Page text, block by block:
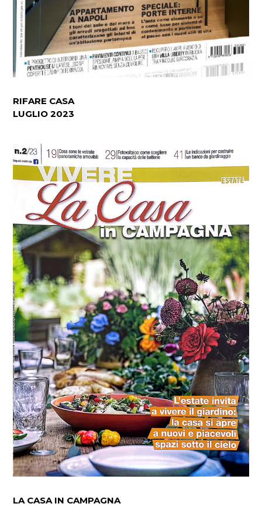
RIFARE CASA
LUGLIO 2023
LA CASA IN CAMPAGNA